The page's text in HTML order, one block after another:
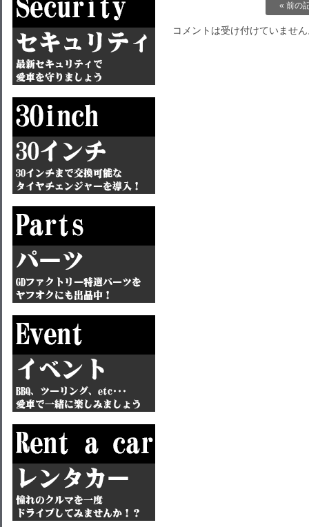
« 前の
コメントは受け付けていませ